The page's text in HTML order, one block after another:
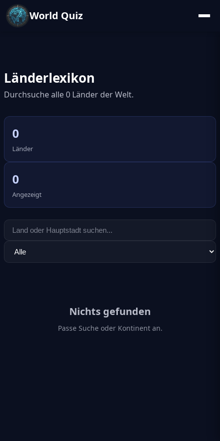
World Quiz
Länderlexikon
Durchsuche alle 0 Länder der Welt.
0
Länder
0
Angezeigt
Nichts gefunden
Passe Suche oder Kontinent an.